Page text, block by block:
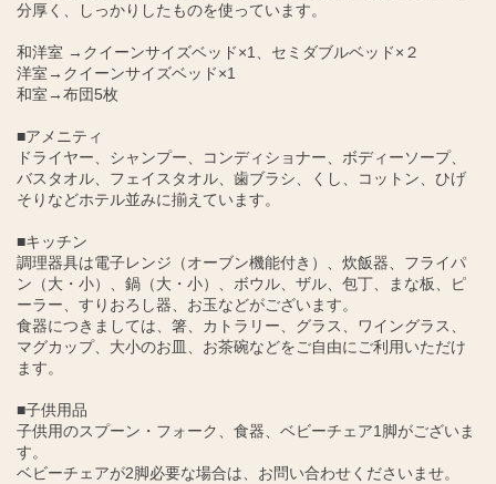
分厚く、しっかりしたものを使っています。
和洋室 →クイーンサイズベッド×1、セミダブルベッド×２
洋室→クイーンサイズベッド×1
和室→布団5枚
■アメニティ
ドライヤー、シャンプー、コンディショナー、ボディーソープ、
バスタオル、フェイスタオル、歯ブラシ、くし、コットン、ひげ
そりなどホテル並みに揃えています。
■キッチン
調理器具は電子レンジ（オーブン機能付き）、炊飯器、フライパ
ン（大・小）、鍋（大・小）、ボウル、ザル、包丁、まな板、ピ
ーラー、すりおろし器、お玉などがございます。
食器につきましては、箸、カトラリー、グラス、ワイングラス、
マグカップ、大小のお皿、お茶碗などをご自由にご利用いただけ
ます。
■子供用品
子供用のスプーン・フォーク、食器、ベビーチェア1脚がございま
す。
ベビーチェアが2脚必要な場合は、お問い合わせくださいませ。